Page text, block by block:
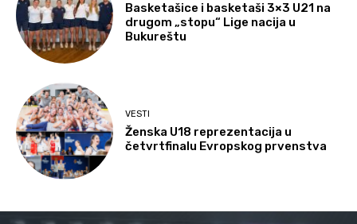
Basketašice i basketaši 3×3 U21 na
drugom „stopu“ Lige nacija u
Bukureštu
VESTI
Ženska U18 reprezentacija u
četvrtfinalu Evropskog prvenstva